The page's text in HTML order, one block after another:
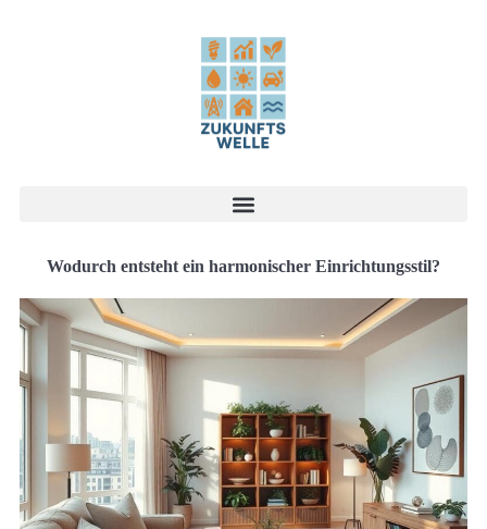
Wodurch entsteht ein harmonischer Einrichtungsstil?